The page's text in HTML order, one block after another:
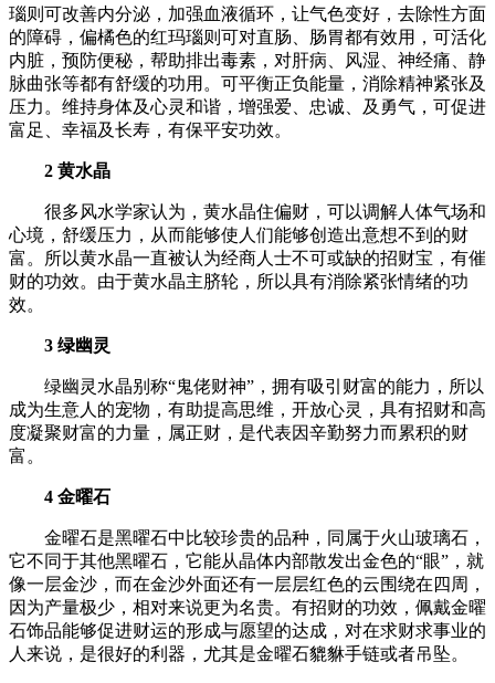
瑙则可改善内分泌，加强血液循环，让气色变好，去除性方面
的障碍，偏橘色的红玛瑙则可对直肠、肠胃都有效用，可活化
内脏，预防便秘，帮助排出毒素，对肝病、风湿、神经痛、静
脉曲张等都有舒缓的功用。可平衡正负能量，消除精神紧张及
压力。维持身体及心灵和谐，增强爱、忠诚、及勇气，可促进
富足、幸福及长寿，有保平安功效。
2 黄水晶
很多风水学家认为，黄水晶住偏财，可以调解人体气场和
心境，舒缓压力，从而能够使人们能够创造出意想不到的财
富。所以黄水晶一直被认为经商人士不可或缺的招财宝，有催
财的功效。由于黄水晶主脐轮，所以具有消除紧张情绪的功
效。
3 绿幽灵
绿幽灵水晶别称“鬼佬财神”，拥有吸引财富的能力，所以
成为生意人的宠物，有助提高思维，开放心灵，具有招财和高
度凝聚财富的力量，属正财，是代表因辛勤努力而累积的财
富。
4 金曜石
金曜石是黑曜石中比较珍贵的品种，同属于火山玻璃石，
它不同于其他黑曜石，它能从晶体内部散发出金色的“眼”，就
像一层金沙，而在金沙外面还有一层层红色的云围绕在四周，
因为产量极少，相对来说更为名贵。有招财的功效，佩戴金曜
石饰品能够促进财运的形成与愿望的达成，对在求财求事业的
人来说，是很好的利器，尤其是金曜石貔貅手链或者吊坠。